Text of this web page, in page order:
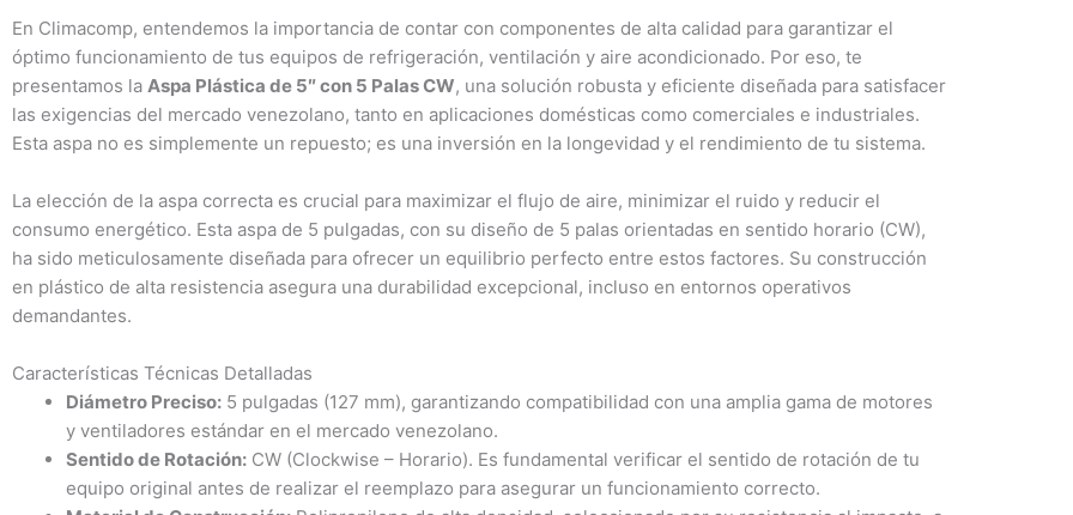
En Climacomp, entendemos la importancia de contar con componentes de alta calidad para garantizar el
óptimo funcionamiento de tus equipos de refrigeración, ventilación y aire acondicionado. Por eso, te
presentamos la Aspa Plástica de 5″ con 5 Palas CW, una solución robusta y eficiente diseñada para satisfacer
las exigencias del mercado venezolano, tanto en aplicaciones domésticas como comerciales e industriales.
Esta aspa no es simplemente un repuesto; es una inversión en la longevidad y el rendimiento de tu sistema.
La elección de la aspa correcta es crucial para maximizar el flujo de aire, minimizar el ruido y reducir el
consumo energético. Esta aspa de 5 pulgadas, con su diseño de 5 palas orientadas en sentido horario (CW),
ha sido meticulosamente diseñada para ofrecer un equilibrio perfecto entre estos factores. Su construcción
en plástico de alta resistencia asegura una durabilidad excepcional, incluso en entornos operativos
demandantes.
Características Técnicas Detalladas
Diámetro Preciso: 5 pulgadas (127 mm), garantizando compatibilidad con una amplia gama de motores
y ventiladores estándar en el mercado venezolano.
Sentido de Rotación: CW (Clockwise – Horario). Es fundamental verificar el sentido de rotación de tu
equipo original antes de realizar el reemplazo para asegurar un funcionamiento correcto.